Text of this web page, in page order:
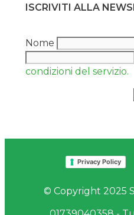
ISCRIVITI ALLA
Nome
condizioni del servizio.
Privacy Policy
© Copyright 2025